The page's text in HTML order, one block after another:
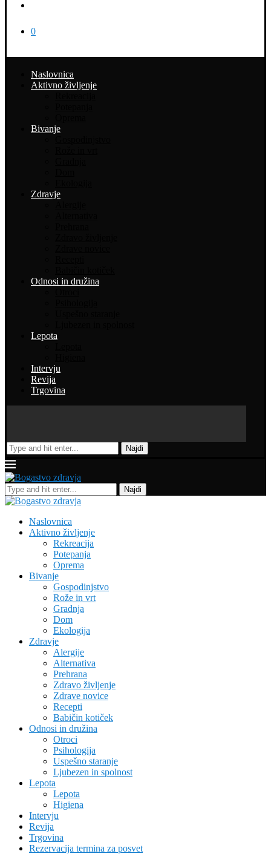
0
Naslovnica
Aktivno življenje
Bivanje
Zdravje
Odnosi in družina
Lepota
Intervju
Revija
Trgovina
Najdi
Najdi
Naslovnica
Aktivno življenje
Rekreacija
Potepanja
Oprema
Bivanje
Gospodinjstvo
Rože in vrt
Gradnja
Dom
Ekologija
Zdravje
Alergije
Alternativa
Prehrana
Zdravo življenje
Zdrave novice
Recepti
Babičin kotiček
Odnosi in družina
Otroci
Psihologija
Uspešno staranje
Ljubezen in spolnost
Lepota
Lepota
Higiena
Intervju
Revija
Trgovina
Rezervacija termina za posvet